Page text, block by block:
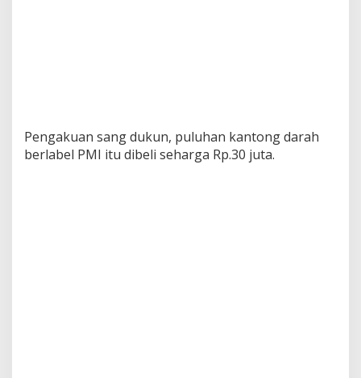
Pengakuan sang dukun, puluhan kantong darah
berlabel PMI itu dibeli seharga Rp.30 juta.